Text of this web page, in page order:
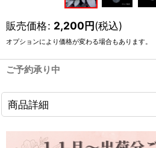
販売価格: 2,200円(税込)
オプションにより価格が変わる場合もあります。
ご予約承り中
商品詳細